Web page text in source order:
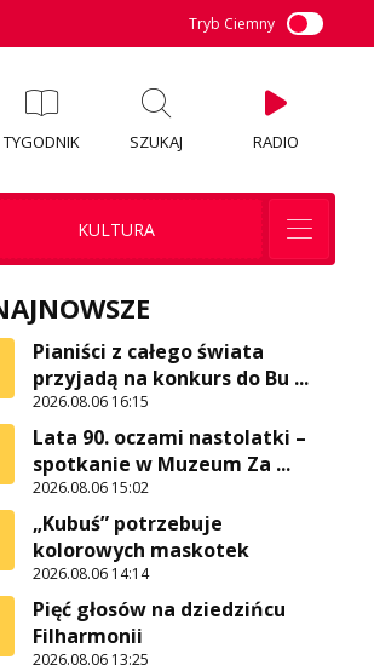
Tryb Ciemny
TYGODNIK SZUKAJ RADIO
KULTURA
Pianiści z całego świata
przyjadą na konkurs do Bu ...
2026.08.06 16:15
Lata 90. oczami nastolatki –
spotkanie w Muzeum Za ...
2026.08.06 15:02
„Kubuś” potrzebuje
kolorowych maskotek
2026.08.06 14:14
Pięć głosów na dziedzińcu
Filharmonii
2026.08.06 13:25